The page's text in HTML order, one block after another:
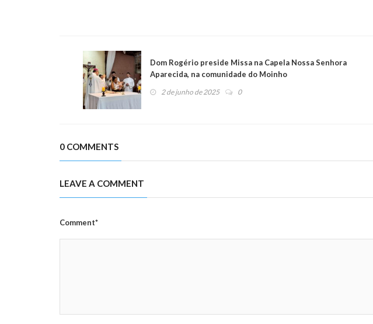
Dom Rogério preside Missa na Capela Nossa Senhora
Aparecida, na comunidade do Moinho
2 de junho de 2025 0
0 COMMENTS
LEAVE A COMMENT
Comment*